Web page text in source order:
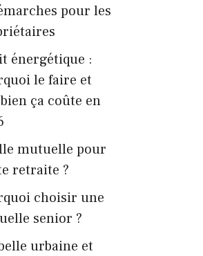
pour les
énergétique :
le faire et
ça coûte en
mutuelle pour
retraite ?
choisir une
senior ?
urbaine et